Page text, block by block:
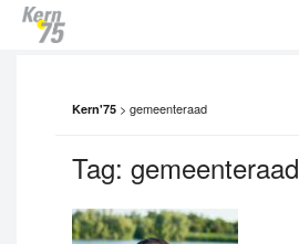
Kern'75 > gemeenteraad
Tag: gemeenteraad